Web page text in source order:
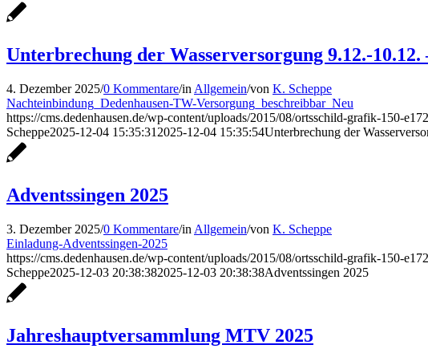
Unterbrechung der Wasserversorgung 9.12.-10.12.
4. Dezember 2025/0 Kommentare/in Allgemein/von K. Scheppe
Nachteinbindung_Dedenhausen-TW-Versorgung_beschreibbar_Neu
https://cms.dedenhausen.de/wp-content/uploads/2015/08/ortsschild-grafik-150-
Scheppe2025-12-04 15:35:31 2025-12-04 15:35:54Unterbrechung der
Adventssingen 2025
3. Dezember 2025/0 Kommentare/in Allgemein/von K. Scheppe
Einladung-Adventssingen-2025
https://cms.dedenhausen.de/wp-content/uploads/2015/08/ortsschild-grafik-150-
Scheppe2025-12-03 20:38:382025-12-03 20:38:38Adventssingen 2025
Jahreshauptversammlung MTV 2025